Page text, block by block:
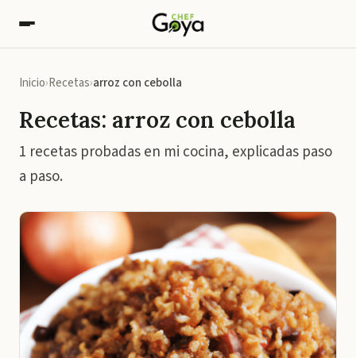
Inicio Recetas arroz con cebolla
Recetas: arroz con cebolla
1 recetas probadas en mi cocina, explicadas paso
a paso.